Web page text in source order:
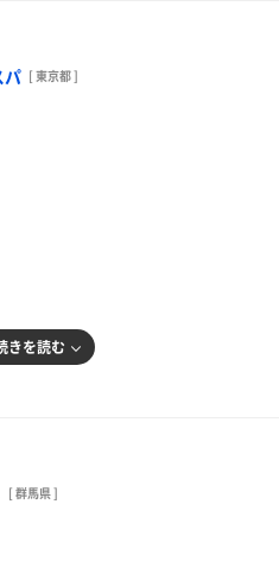
パ [ 東京都 ]
よい。緩やかにジャズが邪魔し
きを読む
[ 群馬県 ]